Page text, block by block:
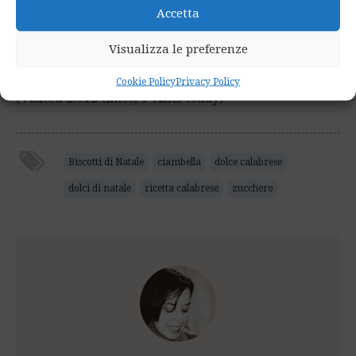
Accetta
Visualizza le preferenze
Cookie PolicyPrivacy Policy
friggerle in abbondante olio.
Ciambelle di zucca
(Visited 2.612 times, 1 visits today)
Biscotti di Natale ciambella dolce calabrese
dolci di natale ricetta calabrese zucchero